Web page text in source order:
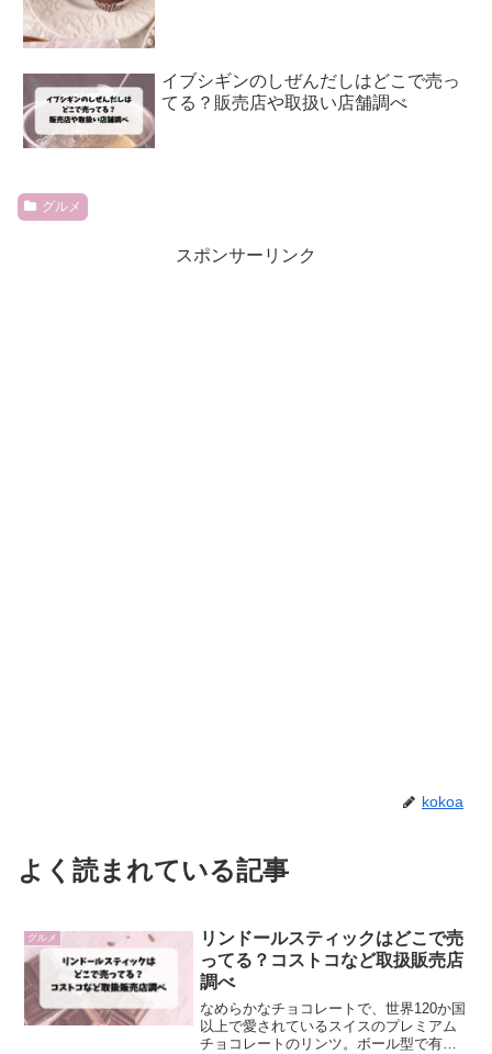
イブシギンのしぜんだしはどこで売っ
てる？販売店や取扱い店舗調べ
グルメ
スポンサーリンク
kokoa
よく読まれている記事
グルメ
リンドールスティックはどこで売
ってる？コストコなど取扱販売店
調べ
なめらかなチョコレートで、世界120か国
以上で愛されているスイスのプレミアム
チョコレートのリンツ。ボール型で有名